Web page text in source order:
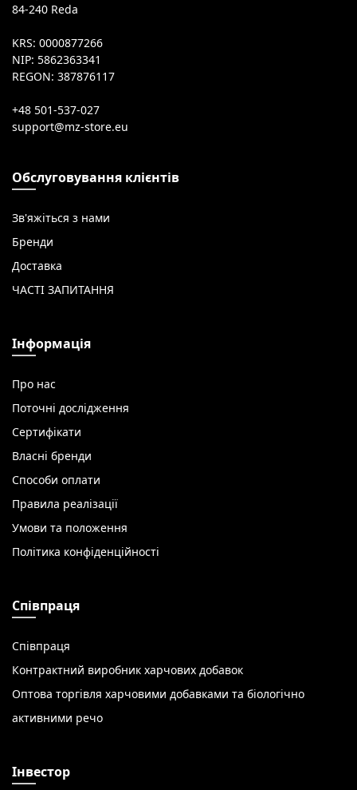
84-240 Reda
KRS: 0000877266
NIP: 5862363341
REGON: 387876117
+48 501-537-027
Обслуговування клієнтів
Зв'яжіться з нами
Бренди
Доставка
ЧАСТІ ЗАПИТАННЯ
Інформація
Про нас
Поточні дослідження
Сертифікати
Власні бренди
Способи оплати
Правила реалізації
Умови та положення
Політика конфіденційності
Співпраця
Співпраця
Контрактний виробник харчових добавок
Оптова торгівля харчовими добавками та біологічно
активними речо
Інвестор